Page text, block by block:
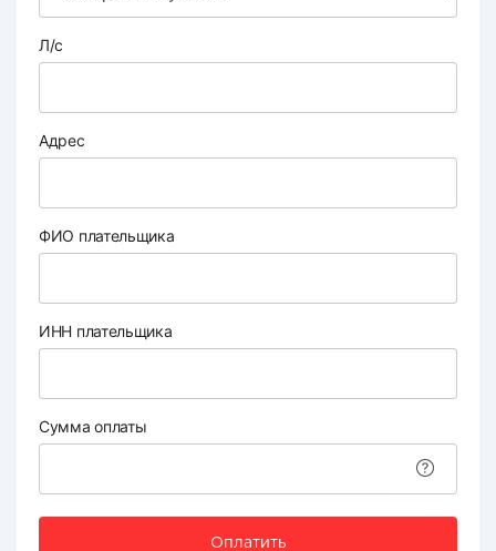
Л/с
Адрес
ФИО плательщика
ИНН плательщика
Сумма оплаты
Оплатить